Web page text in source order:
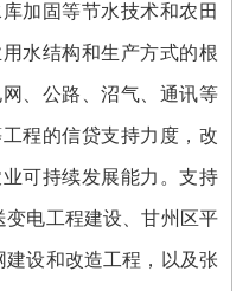
加固等节水技术和农田
水结构和生产方式的根
、公路、沼气、通讯等
程的信贷支持力度，改
可持续发展能力。支持
变电工程建设、甘州区平
建设和改造工程，以及张